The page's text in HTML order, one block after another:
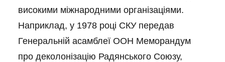
високими міжнародними організаціями.
Наприклад, у 1978 році СКУ передав
Генеральній асамблеї ООН Меморандум
про деколонізацію Радянського Союзу,